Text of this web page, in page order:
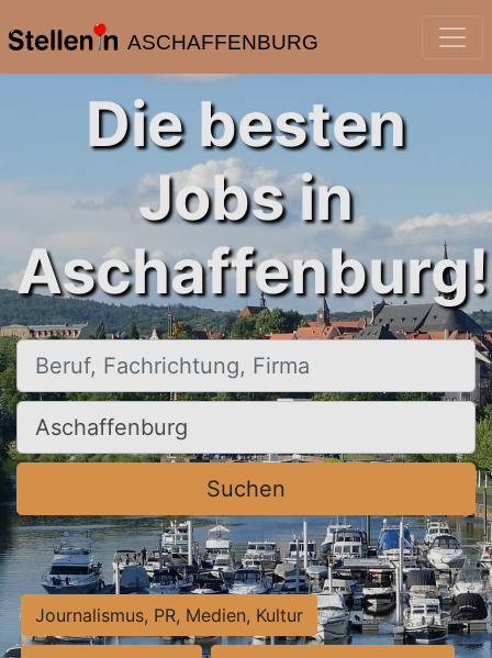
ASCHAFFENBURG
Die besten
Jobs in
Aschaffenburg!
Beruf, Fachrichtung, Firma
Ort, Stadt
Suchen
Journalismus, PR, Medien, Kultur